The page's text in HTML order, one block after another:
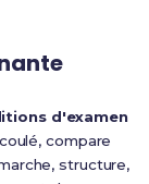
d'examen
compare
structure,